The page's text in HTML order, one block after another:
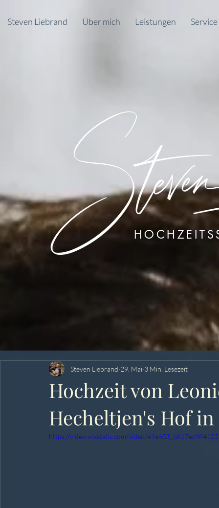
Steven Liebrand Über mich Leistungen Service
Hochzeit von
Hecheltjen's Hof in
Steven Liebrand 29. Mai 3 Min. Lesezeit
https://video.wixstatic.com/video/